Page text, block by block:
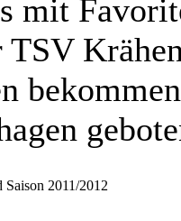
mit
2011/2012